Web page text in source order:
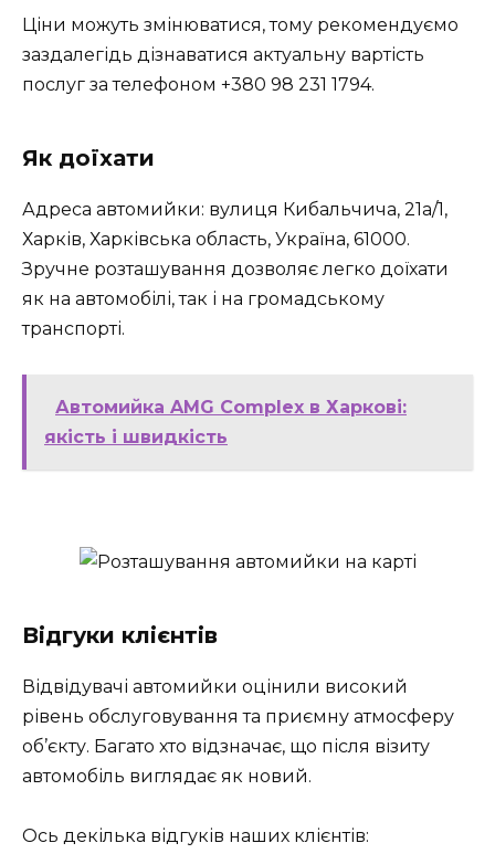
Ціни можуть змінюватися, тому рекомендуємо
заздалегідь дізнаватися актуальну вартість
послуг за телефоном +380 98 231 1794.
Як доїхати
Адреса автомийки: вулиця Кибальчича, 21а/1,
Харків, Харківська область, Україна, 61000.
Зручне розташування дозволяє легко доїхати
як на автомобілі, так і на громадському
транспорті.
Автомийка AMG Complex в Харкові:
якість і швидкість
Відгуки клієнтів
Відвідувачі автомийки оцінили високий
рівень обслуговування та приємну атмосферу
об’єкту. Багато хто відзначає, що після візиту
автомобіль виглядає як новий.
Ось декілька відгуків наших клієнтів: